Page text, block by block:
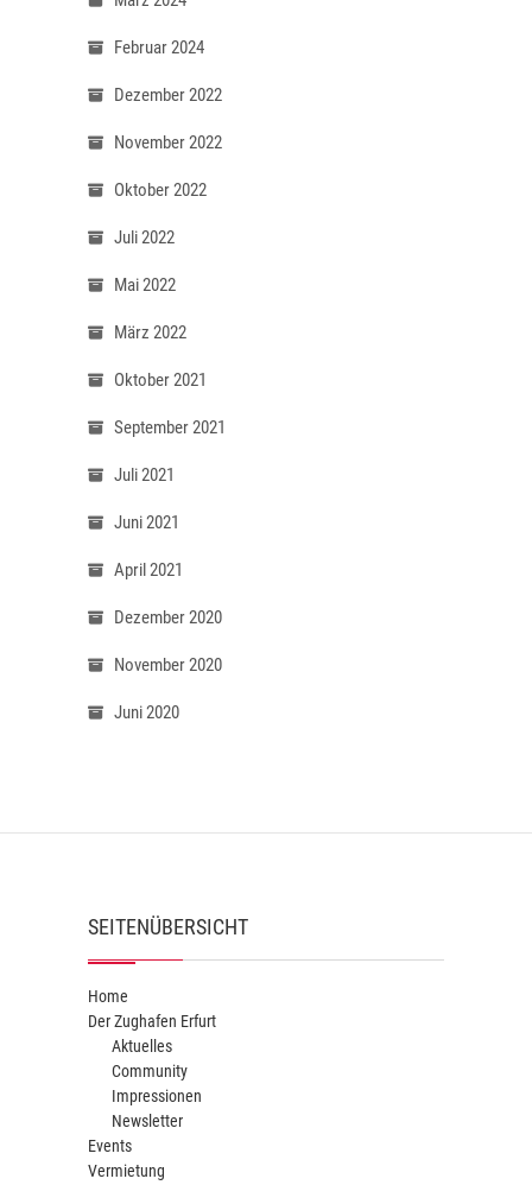
Februar 2024
Dezember 2022
November 2022
Oktober 2022
Juli 2022
Mai 2022
März 2022
Oktober 2021
September 2021
Juli 2021
Juni 2021
April 2021
Dezember 2020
November 2020
Juni 2020
SEITENÜBERSICHT
Home
Der Zughafen Erfurt
Aktuelles
Community
Impressionen
Newsletter
Events
Vermietung